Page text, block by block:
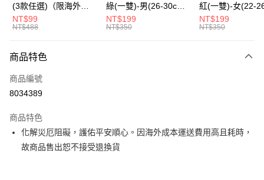
(3款任選)（限海外直
購）Ring Holder
NT$99
NT$488
綠(一雙)-男(26-30cm)-
船型（限海外直購）
Socks
NT$199
NT$350
紅(一雙)-女(22-
-船型 （限海外
Socks
NT$199
NT$350
商品特色
商品編號
8034389
商品特色
化解災厄阻礙，護佑平安順心。因海外成本運送費用高且耗時，
故商品售出恕不接受退換貨